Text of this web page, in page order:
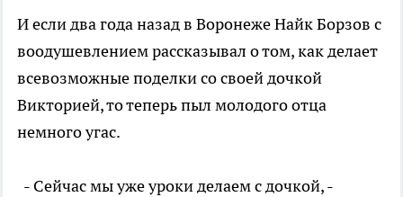
И если два года назад в Воронеже Найк Борзов с
воодушевлением рассказывал о том, как делает
всевозможные поделки со своей дочкой
Викторией, то теперь пыл молодого отца
немного угас.
- Сейчас мы уже уроки делаем с дочкой, -